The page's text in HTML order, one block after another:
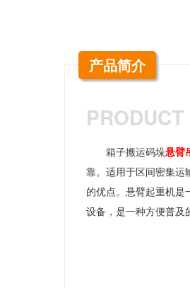
箱子搬运码垛悬臂
靠。适用于区间密集运
的优点。悬臂起重机
设备，是一种方便普及
产品简介